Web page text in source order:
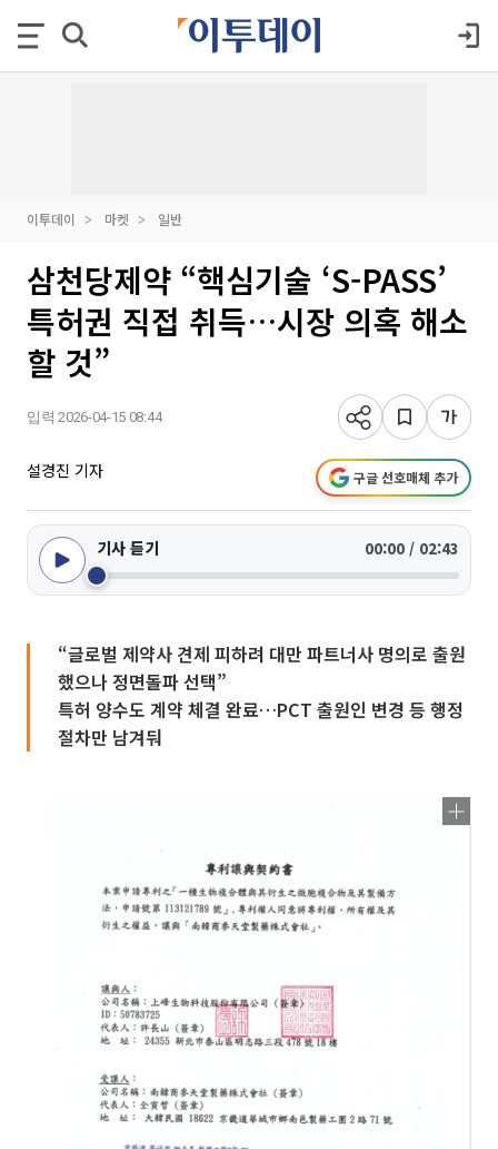
이투데이 마켓 일반
삼천당제약 “핵심기술 ‘S-PASS’
특허권 직접 취득…시장 의혹 해소
할 것”
입력 2026-04-15 08:44
설경진 기자 구글 선호매체 추가
기사 듣기 00:00 / 02:43
“글로벌 제약사 견제 피하려 대만 파트너사 명의로 출원
했으나 정면돌파 선택”
특허 양수도 계약 체결 완료…PCT 출원인 변경 등 행정
절차만 남겨둬